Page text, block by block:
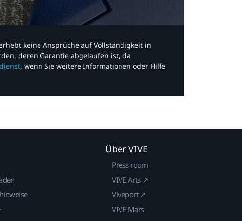
keine Ansprüche auf Vollständigkeit in
deren Garantie abgelaufen ist, da
, wenn Sie weitere Informationen oder Hilfe
Über VIVE
Press room
VIVE Arts ↗
Viveport ↗
VIVE Mars